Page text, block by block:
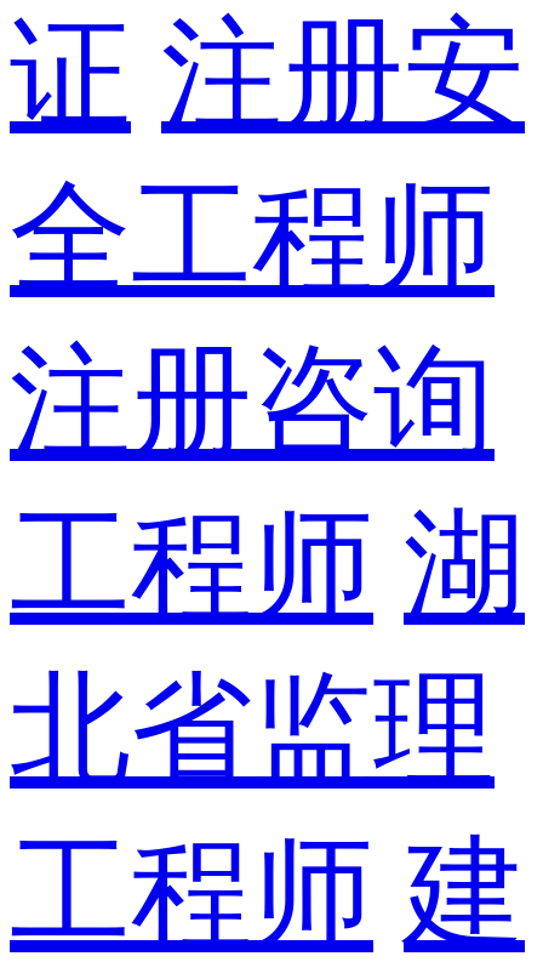
证 注册安
全工程师
注册咨询
工程师 湖
北省监理
工程师 建